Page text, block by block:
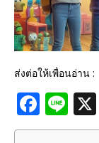
ส่งต่อให้เพื่อนอ่าน :
F
a
Li
n